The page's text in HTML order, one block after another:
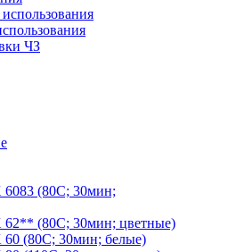
ЧЗ
(80С; 30мин;
(80С; 30мин; цветные)
(80С; 30мин; белые)